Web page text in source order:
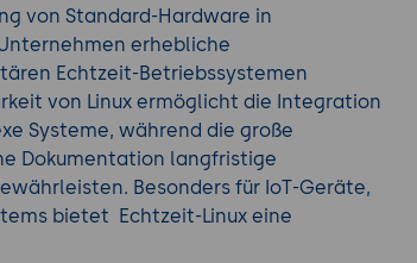
von Standard-Hardware in
erhebliche
Echtzeit-Betriebssystemen
von Linux ermöglicht die Integration
Systeme, während die große
Dokumentation langfristige
Besonders für IoT-Geräte,
bietet Echtzeit-Linux eine